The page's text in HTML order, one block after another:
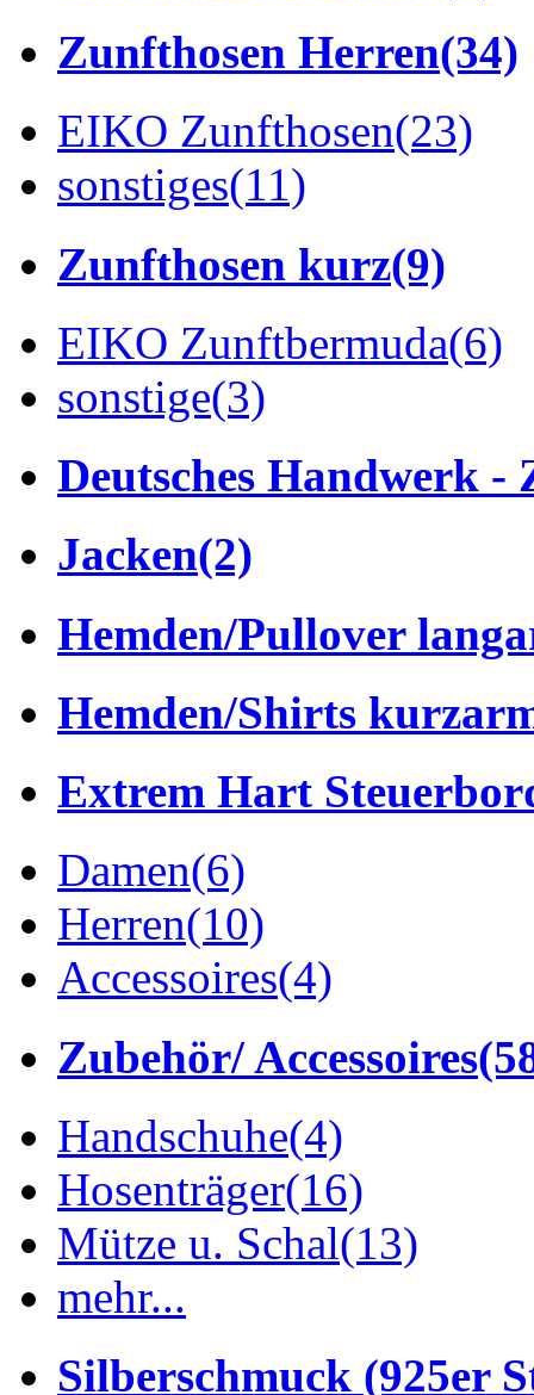
Zunfthosen Herren(34)
EIKO Zunfthosen(23)
sonstiges(11)
Zunfthosen kurz(9)
EIKO Zunftbermuda(6)
sonstige(3)
Deutsches Handwerk -
Jacken(2)
Hemden/Pullover
Hemden/Shirts
Extrem Hart
Damen(6)
Herren(10)
Accessoires(4)
Zubehör/ Accessoires
Handschuhe(4)
Hosenträger(16)
Mütze u. Schal(13)
mehr...
Silberschmuck (925er